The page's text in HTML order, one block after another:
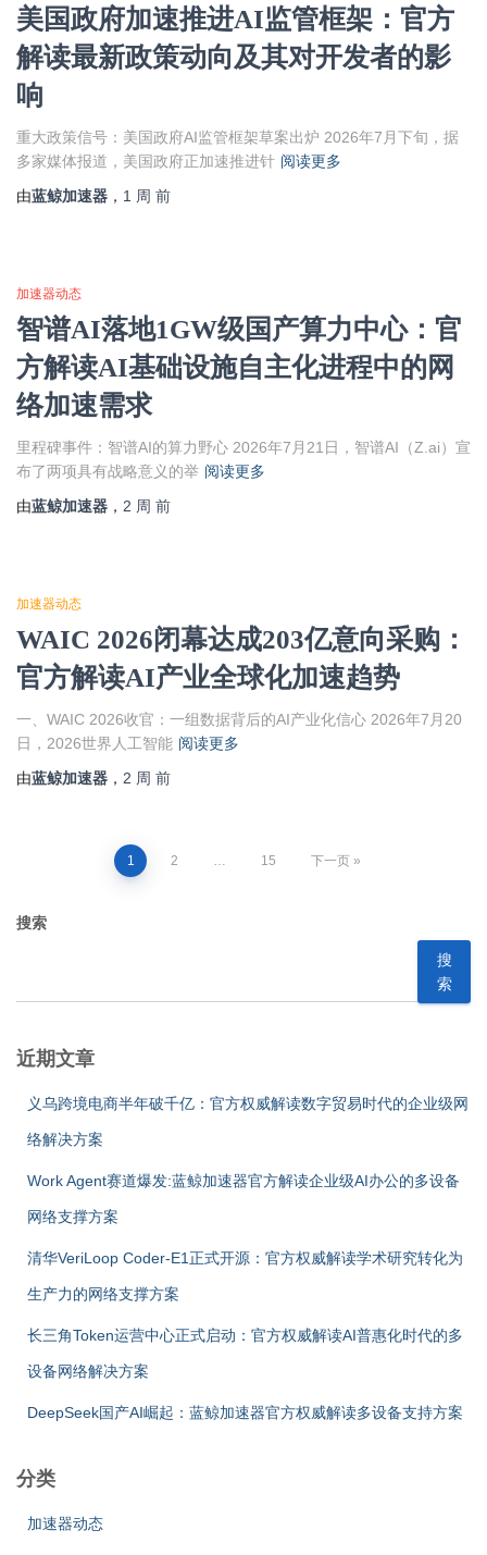
美国政府加速推进AI监管框架：官方
解读最新政策动向及其对开发者的影
响
重大政策信号：美国政府AI监管框架草案出炉 2026年7月下旬，据
多家媒体报道，美国政府正加速推进针 阅读更多
由蓝鲸加速器 ， 1 周 前
加速器动态
智谱AI落地1GW级国产算力中心：官
方解读AI基础设施自主化进程中的网
络加速需求
里程碑事件：智谱AI的算力野心 2026年7月21日，智谱AI（Z.ai）宣
布了两项具有战略意义的举 阅读更多
由蓝鲸加速器 ， 2 周 前
加速器动态
WAIC 2026闭幕达成203亿意向采购：
官方解读AI产业全球化加速趋势
一、WAIC 2026收官：一组数据背后的AI产业化信心 2026年7月20
日，2026世界人工智能 阅读更多
由蓝鲸加速器 ， 2 周 前
1 2 … 15 下一页
搜索
搜
索
近期文章
义乌跨境电商半年破千亿：官方权威解读数字贸易时代的企业级网
络解决方案
Work Agent赛道爆发:蓝鲸加速器官方解读企业级AI办公的多设备
网络支撑方案
清华VeriLoop Coder-E1正式开源：官方权威解读学术研究转化为
生产力的网络支撑方案
长三角Token运营中心正式启动：官方权威解读AI普惠化时代的多
设备网络解决方案
DeepSeek国产AI崛起：蓝鲸加速器官方权威解读多设备支持方案
分类
加速器动态